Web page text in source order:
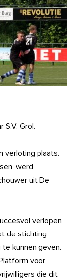
S.V. Grol.
verloting plaats.
werd
uit De
verlopen
de stichting
kunnen geven.
voor
die dit